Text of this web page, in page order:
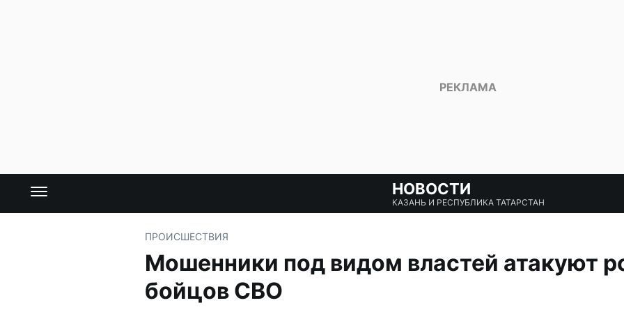
НОВОСТИ
КАЗАНЬ И РЕСПУБЛИКА ТАТАРСТАН
ПРОИСШЕСТВИЯ
Мошенники под видом властей атакуют
бойцов СВО